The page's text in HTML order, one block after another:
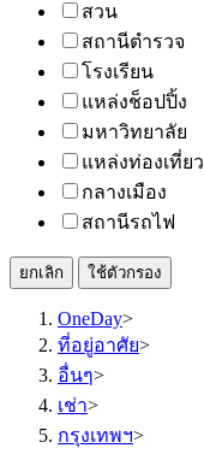
สวน
สถานีตำรวจ
โรงเรียน
แหล่งช็อปปิ้ง
มหาวิทยาลัย
แหล่งท่องเที่ยว
กลางเมือง
สถานีรถไฟ
ยกเลิก ใช้ตัวกรอง
OneDay>
ที่อยู่อาศัย>
อื่นๆ>
เช่า>
กรุงเทพฯ>